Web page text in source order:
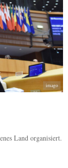
imago
Land organisiert.